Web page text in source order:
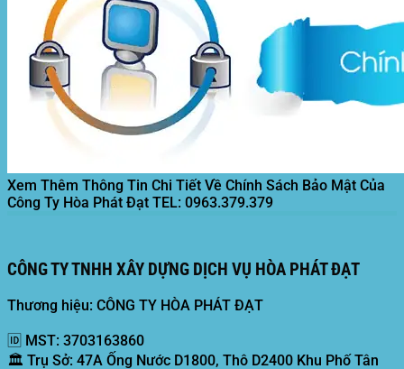
Xem Thêm Thông Tin Chi Tiết Về Chính Sách Bảo Mật Của
Công Ty Hòa Phát Đạt TEL: 0963.379.379
CÔNG TY TNHH XÂY DỰNG DỊCH VỤ HÒA PHÁT ĐẠT
Thương hiệu: CÔNG TY HÒA PHÁT ĐẠT
🆔 MST: 3703163860
🏛️ Trụ Sở: 47A Ống Nước D1800, Thô D2400 Khu Phố Tân